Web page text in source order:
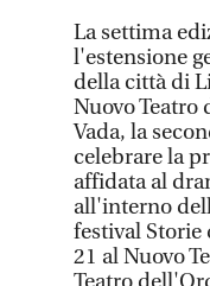
La settima
l'estensione
della città di
Nuovo Teatro
Vada, la
celebrare la
affidata al
all'interno
festival Storie
21 al Nuovo